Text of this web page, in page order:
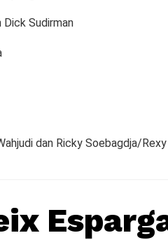
Dick Sudirman
dan Ricky Soebagdja/